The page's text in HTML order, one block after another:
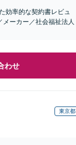
効率的な契約書レビュ
ーカー／社会福祉法人
わせ
東京都